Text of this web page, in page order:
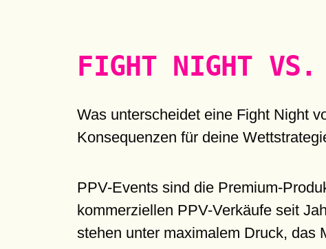
FIGHT NIGHT VS.
Was unterscheidet eine Fight Night
Konsequenzen für deine
PPV-Events sind die Premium-
kommerziellen PPV-Verkäufe seit
stehen unter maximalem Druck, das